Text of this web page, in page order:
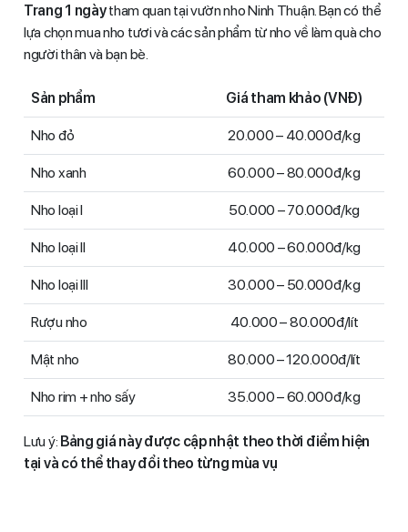
Trang 1 ngàytham quan tại vườn nho Ninh Thuận. Bạn có thể
lựa chọn mua nho tươi và các sản phẩm từ nho về làm quà cho
người thân và bạn bè.
Sản phẩm Giá tham khảo (VNĐ)
Nho đỏ 20.000 – 40.000đ/kg
Nho xanh 60.000 – 80.000đ/kg
Nho loại I 50.000 – 70.000đ/kg
Nho loại II 40.000 – 60.000đ/kg
Nho loại III 30.000 – 50.000đ/kg
Rượu nho 40.000 – 80.000đ/lít
Mật nho 80.000 – 120.000đ/lít
Nho rim + nho sấy 35.000 – 60.000đ/kg
Lưu ý: Bảng giá này được cập nhật theo thời điểm hiện
tại và có thể thay đổi theo từng mùa vụ